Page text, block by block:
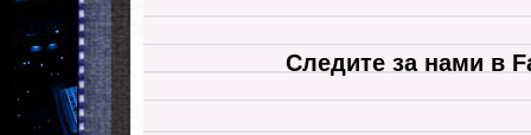
Следите за нами в